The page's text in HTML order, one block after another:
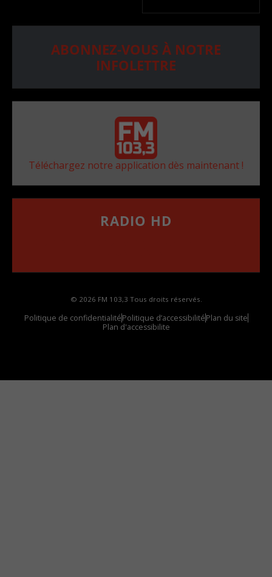
ABONNEZ-VOUS À NOTRE
INFOLETTRE
Téléchargez notre application dès maintenant !
RADIO HD
© 2026 FM 103,3 Tous droits réservés.
Politique de confidentialitéPolitique d’accessibilitéPlan du site
Plan d'accessibilite